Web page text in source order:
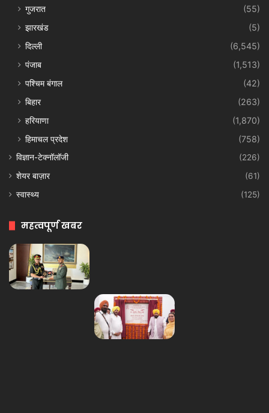
गुजरात
(55)
झारखंड
(5)
दिल्ली
(6,545)
पंजाब
(1,513)
पश्चिम बंगाल
(42)
बिहार
(263)
हरियाणा
(1,870)
हिमाचल प्रदेश
(758)
विज्ञान-टेक्नॉलॉजी
(226)
शेयर बाज़ार
(61)
स्वास्थ्य
(125)
महत्वपूर्ण खबर